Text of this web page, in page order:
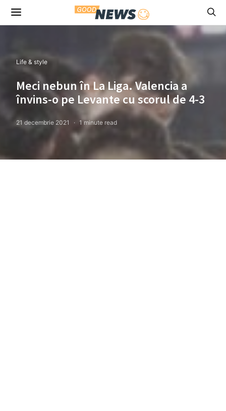
Life & style
Meci nebun în La Liga. Valencia a
învins-o pe Levante cu scorul de 4-3
21 decembrie 2021 1 minute read